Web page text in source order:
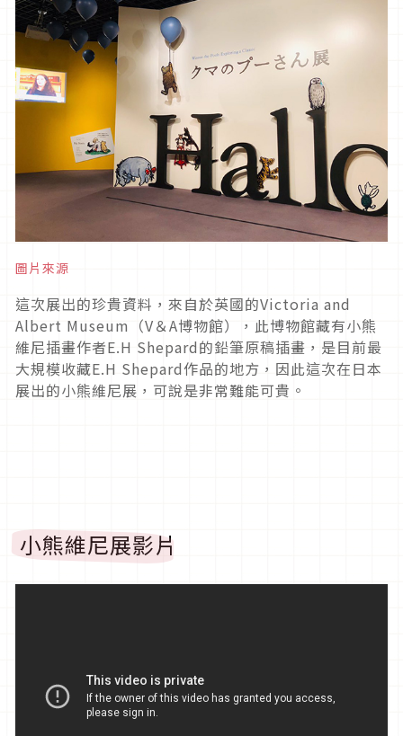
圖片來源
這次展出的珍貴資料，來自於英國的Victoria and
Albert Museum（V＆A博物館），此博物館藏有小熊
維尼插畫作者E.H Shepard的鉛筆原稿插畫，是目前最
大規模收藏E.H Shepard作品的地方，因此這次在日本
展出的小熊維尼展，可說是非常難能可貴。
小熊維尼展影片